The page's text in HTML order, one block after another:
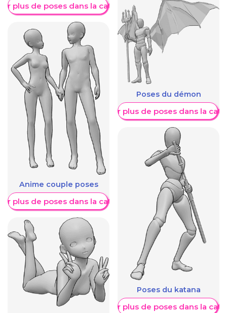
plus de poses dans la catégorie
Anime couple poses
plus de poses dans la catégorie
Poses du démon
Afficher plus de poses dans la
Poses du katana
Afficher plus de poses dans la